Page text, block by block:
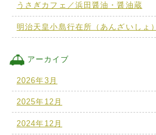
うさぎカフェ／浜田醤油・醤油蔵
明治天皇小島行在所（あんざいしょ）
アーカイブ
2026年3月
2025年12月
2024年12月